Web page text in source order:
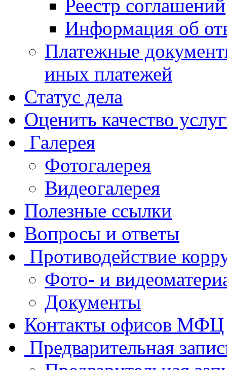
Реестр соглашений
Информация об
Платежные
иных платежей
Статус дела
Оценить качество
Галерея
Фотогалерея
Видеогалерея
Полезные ссылки
Вопросы и ответы
Противодействие
Фото- и
Документы
Контакты офисов МФЦ
Предварительная